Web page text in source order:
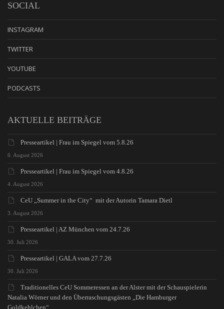
SOCIAL
INSTAGRAM
TWITTER
YOUTUBE
PODCASTS
AKTUELLE BEITRÄGE
Presseartikel | Frau im Spiegel vom 5.8.26
6. August 2026
Presseartikel | Frau im Spiegel vom 4.8.26
4. August 2026
CeU „Summer in the City“ mit der Autorin Tamara Dietl
3. August 2026
Presseartikel | AZ München vom 24.7.26
30. Juli 2026
Presseartikel | GALA vom 27.7.26
30. Juli 2026
Traditionelles CeU Sommeressen an der Alster mit der Schauspielerin
Natalia Wörner und den Überraschungsgästen „Die Hamburger
Goldkehlchen“